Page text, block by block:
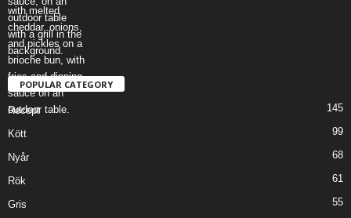
POPULAR CATEGORY
Recept 145
Kött 99
Nyår 68
Rök 61
Gris 55